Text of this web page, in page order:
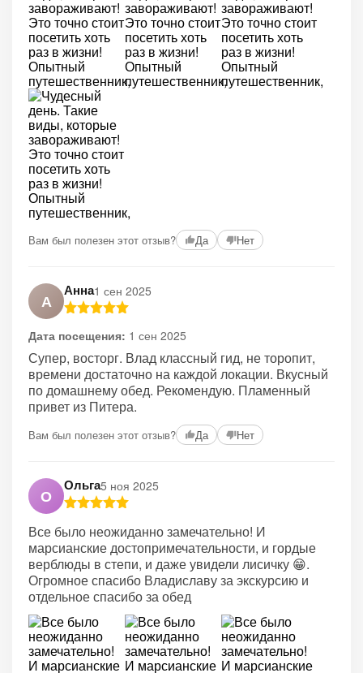
Вам был полезен этот отзыв? Да Нет
А
Анна1 сен 2025
Дата посещения: 1 сен 2025
Супер, восторг. Влад классный гид, не торопит,
времени достаточно на каждой локации. Вкусный
по домашнему обед. Рекомендую. Пламенный
привет из Питера.
Вам был полезен этот отзыв? Да Нет
О
Ольга5 ноя 2025
Все было неожиданно замечательно! И
марсианские достопримечательности, и гордые
верблюды в степи, и даже увидели лисичку 😁.
Огромное спасибо Владиславу за экскурсию и
отдельное спасибо за обед